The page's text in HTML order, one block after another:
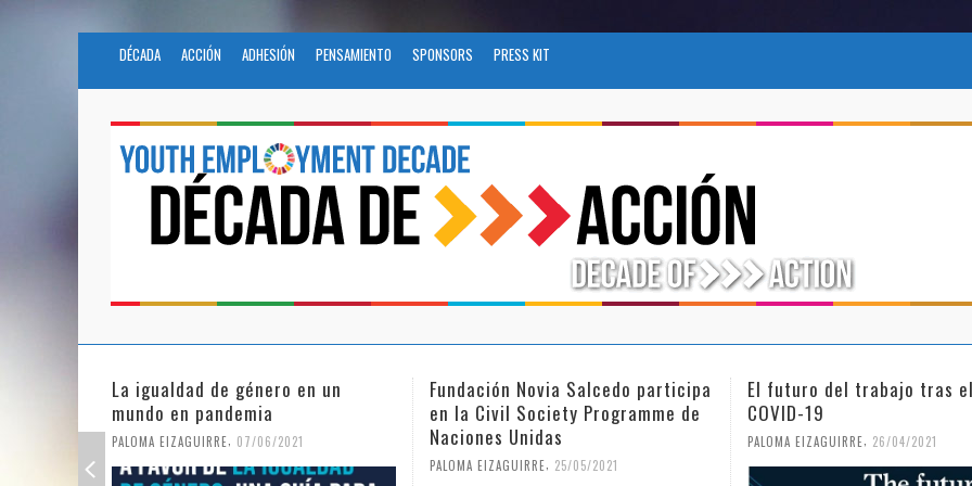
DÉCADA ACCIÓN ADHESIÓN PENSAMIENTO SPONSORS PRESS KIT
Fundación Novia Salcedo participa
en la Civil Society Programme de
Naciones Unidas
PALOMA EIZAGUIRRE, 25/05/2021
El futuro del trabajo tras el
COVID-19
PALOMA EIZAGUIRRE, 26/04/2021
Día Internacional de la
Niña en la Ciencia
PALOMA EIZAGUIRRE 18/02/2021